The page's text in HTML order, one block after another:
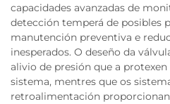
capacidades avanzadas de
detección temperá de posibles
manutención preventiva e
inesperados. O deseño da
alivio de presión que a
sistema, mentres que os
retroalimentación